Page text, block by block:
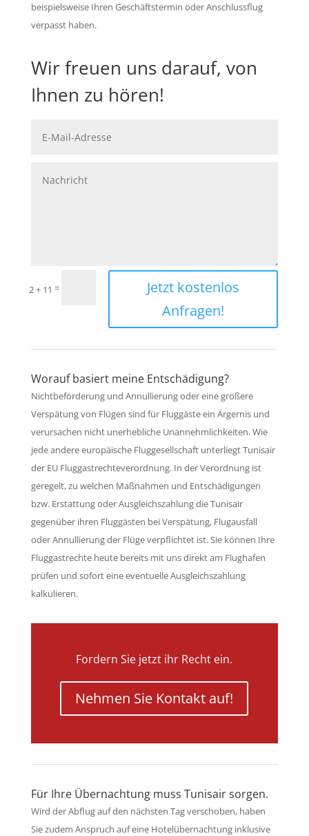
beispielsweise Ihren Geschäftstermin oder Anschlussflug
verpasst haben.
Wir freuen uns darauf, von
Ihnen zu hören!
2 + 11 =
Jetzt kostenlos
Anfragen!
Worauf basiert meine Entschädigung?
Nichtbeförderung und Annullierung oder eine größere
Verspätung von Flügen sind für Fluggäste ein Ärgernis und
verursachen nicht unerhebliche Unannehmlichkeiten. Wie
jede andere europäische Fluggesellschaft unterliegt Tunisair
der EU Fluggastrechteverordnung. In der Verordnung ist
geregelt, zu welchen Maßnahmen und Entschädigungen
bzw. Erstattung oder Ausgleichszahlung die Tunisair
gegenüber ihren Fluggästen bei Verspätung, Flugausfall
oder Annullierung der Flüge verpflichtet ist. Sie können Ihre
Fluggastrechte heute bereits mit uns direkt am Flughafen
prüfen und sofort eine eventuelle Ausgleichszahlung
kalkulieren.
Fordern Sie jetzt ihr Recht ein.
Nehmen Sie Kontakt auf!
Für Ihre Übernachtung muss Tunisair sorgen.
Wird der Abflug auf den nächsten Tag verschoben, haben
Sie zudem Anspruch auf eine Hotelübernachtung inklusive